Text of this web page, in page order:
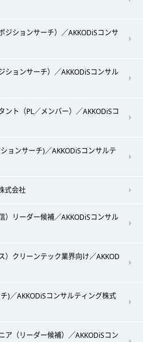
ジションサーチ）／AKKODiSコンサ
ションサーチ）／AKKODiSコンサル
ント（PL／メンバー）／AKKODiSコ
ョンサーチ)／AKKODiSコンサルテ
式会社
）リーダー候補／AKKODiSコンサル
）クリーンテック業界向け／AKKOD
)／AKKODiSコンサルティング株式
ア（リーダー候補）／AKKODiSコン